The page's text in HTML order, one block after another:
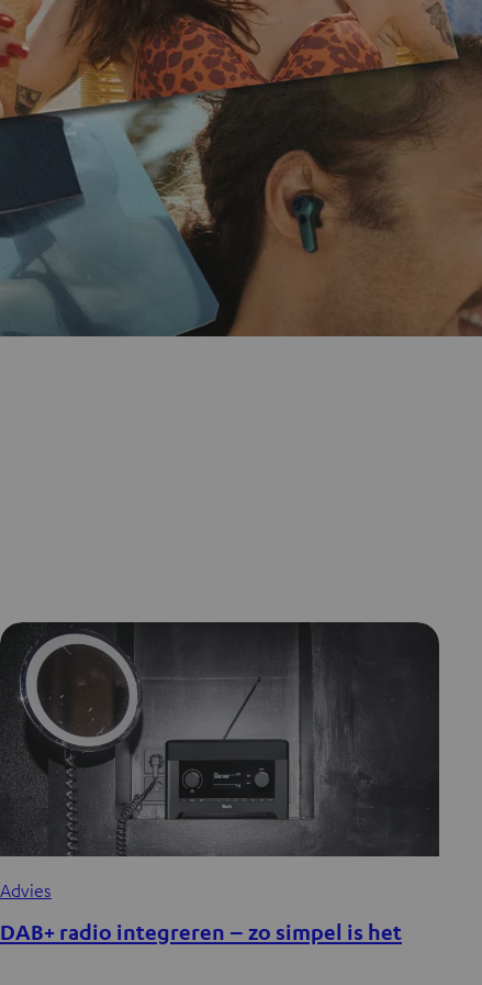
Advies
DAB+ radio integreren – zo simpel is het